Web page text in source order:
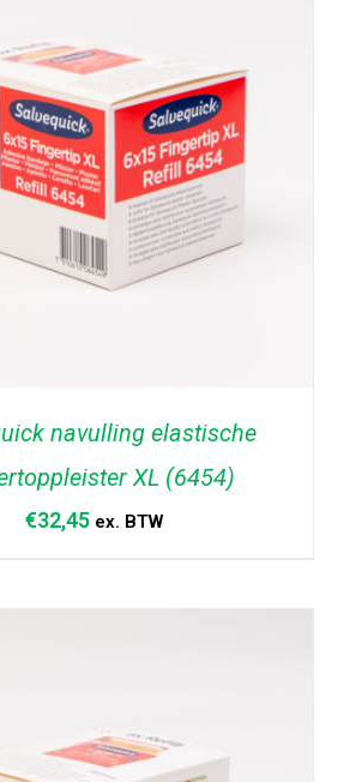
AAN WINKELWAGEN / DETAILS
navulling elastische
XL (6454)
€32,45 ex. BTW